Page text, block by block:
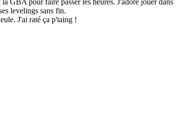
GBA pour faire passer les heures. J'adore jouer dans
levelings sans fin.
J'ai raté ça p'taing !